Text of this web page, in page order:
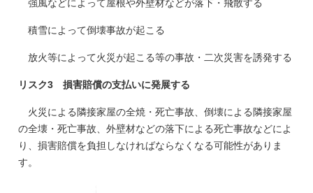
強風などによって屋根や外壁材などが落下・飛散する
積雪によって倒壊事故が起こる
放火等によって火災が起こる等の事故・二次災害を誘発する
リスク3 損害賠償の支払いに発展する
火災による隣接家屋の全焼・死亡事故、倒壊による隣接家屋
の全壊・死亡事故、外壁材などの落下による死亡事故などによ
り、損害賠償を負担しなければならなくなる可能性がありま
す。